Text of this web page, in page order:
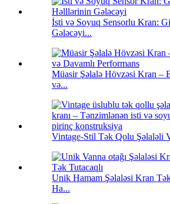
İsti və Soyuq Sensorlu Kran:
Gələcəyi...
Müasir Şəlalə Hövzəsi Kran –
və...
Vintage-Stil Tək Qolu Şəlaləli
Unik Hamam Şəlaləsi Kran
Ha...